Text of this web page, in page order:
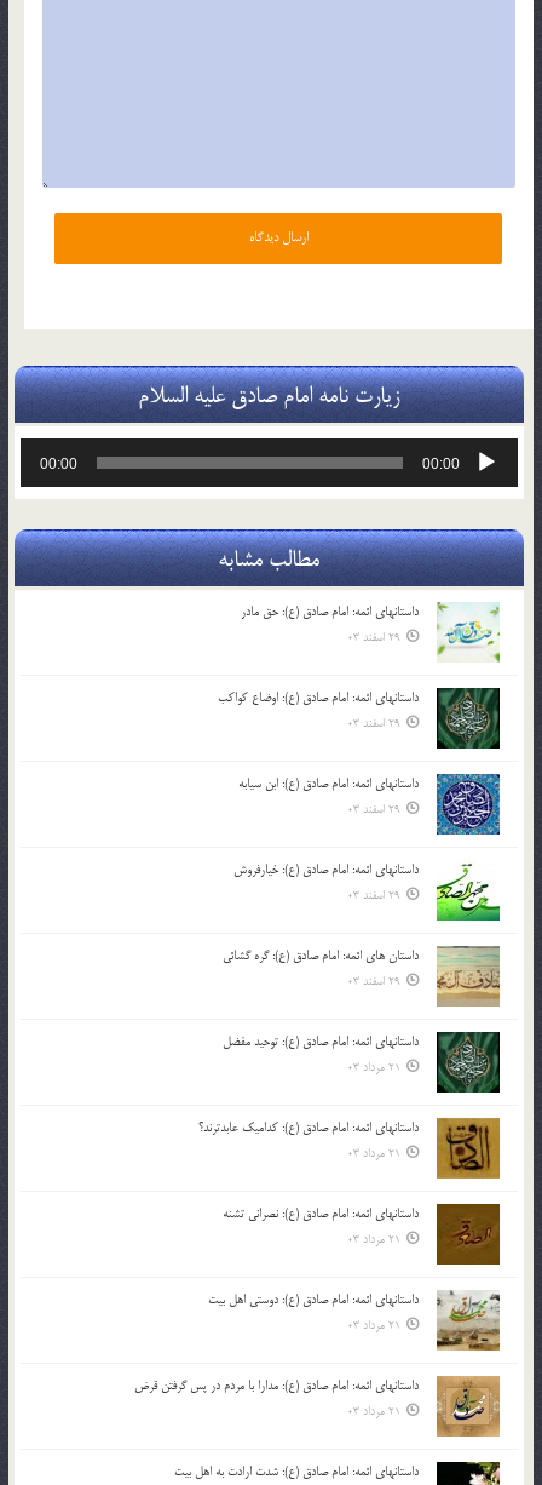
زیارت نامه امام صادق علیه السلام
پخش‌کننده
00:00
00:00
مطالب مشابه
داستانهای ائمه: امام صادق (ع): حق مادر
29 اسفند 03
داستانهای ائمه: امام صادق (ع): اوضاع کواکب
29 اسفند 03
داستانهای ائمه: امام صادق (ع): ابن سیابه
29 اسفند 03
داستانهای ائمه: امام صادق (ع): خیارفروش
29 اسفند 03
داستان های ائمه: امام صادق (ع): گره گشائی
29 اسفند 03
داستانهای ائمه: امام صادق (ع): توحید مفضل
21 مرداد 03
داستانهای ائمه: امام صادق (ع): کدامیک عابدترند؟
21 مرداد 03
داستانهای ائمه: امام صادق (ع): نصرانی تشنه
21 مرداد 03
داستانهای ائمه: امام صادق (ع): دوستی اهل بیت
21 مرداد 03
داستانهای ائمه: امام صادق (ع): مدارا با مردم در پس گرفتن قرض
21 مرداد 03
داستانهای ائمه: امام صادق (ع): شدت ارادت به اهل بیت